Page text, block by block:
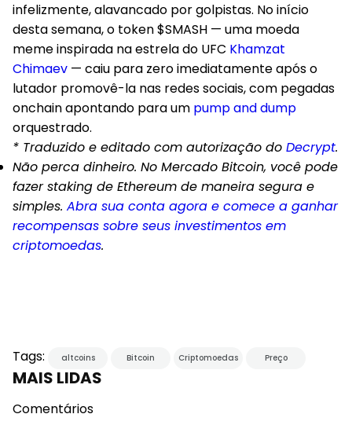
infelizmente, alavancado por golpistas. No início
desta semana, o token $SMASH — uma moeda
meme inspirada na estrela do UFC Khamzat
Chimaev — caiu para zero imediatamente após o
lutador promovê-la nas redes sociais, com pegadas
onchain apontando para um pump and dump
orquestrado.
* Traduzido e editado com autorização do Decrypt.
Não perca dinheiro. No Mercado Bitcoin, você pode
fazer staking de Ethereum de maneira segura e
simples. Abra sua conta agora e comece a ganhar
recompensas sobre seus investimentos em
criptomoedas.
Tags: altcoins Bitcoin Criptomoedas Preço
MAIS LIDAS
Comentários